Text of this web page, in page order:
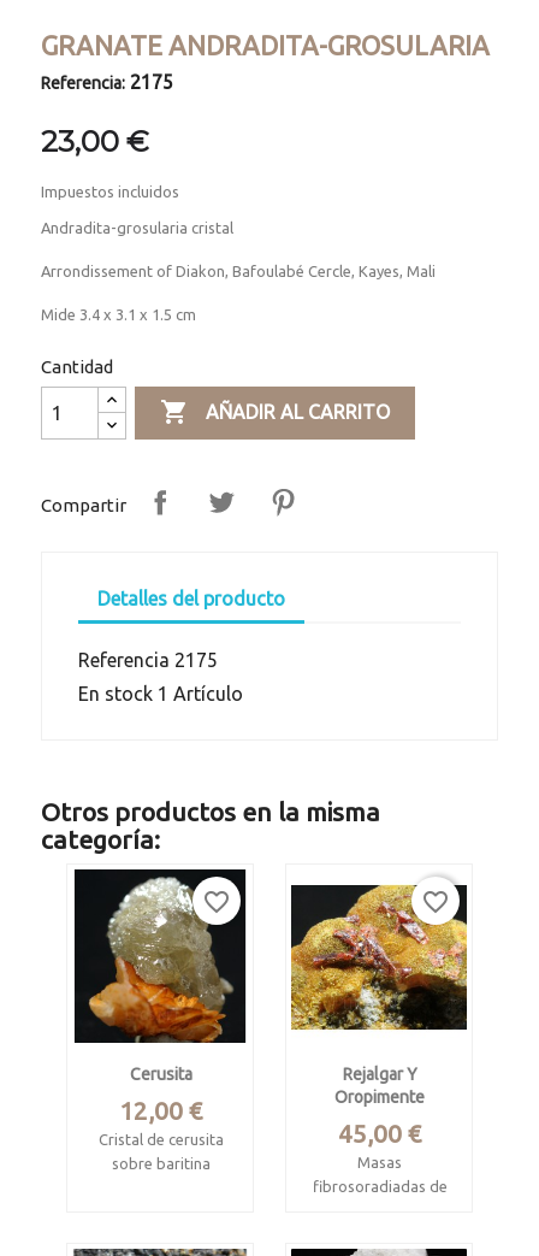
GRANATE ANDRADITA-GROSULARIA
Referencia: 2175
23,00 €
Impuestos incluidos
Andradita-grosularia cristal
Arrondissement of Diakon, Bafoulabé Cercle, Kayes, Mali
Mide 3.4 x 3.1 x 1.5 cm
Cantidad
 AÑADIR AL CARRITO
Compartir
Detalles del producto
Referencia 2175
En stock 1 Artículo
Otros productos en la misma
categoría:
Cerusita
Precio
12,00 €
Cristal de cerusita
sobre baritina
favorite_border
Rejalgar Y
Oropimente
Precio
45,00 €
Masas
fibrosoradiadas de
favorite_border